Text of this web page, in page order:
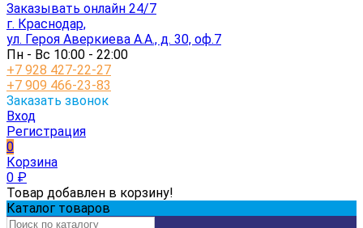
Заказывать онлайн 24/7
г. Краснодар,
ул. Героя Аверкиева А.А., д. 30, оф.7
Пн - Вс 10:00 - 22:00
+7 928 427-22-27
+7 909 466-23-83
Заказать звонок
Вход
Регистрация
0
Корзина
0 ₽
Товар добавлен в корзину!
Каталог товаров